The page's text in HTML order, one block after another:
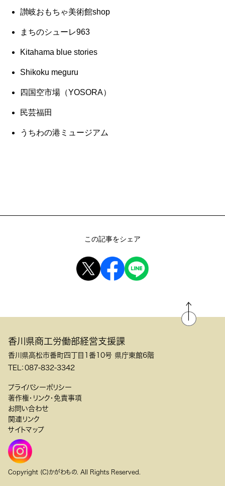
讃岐おもちゃ美術館shop
まちのシューレ963
Kitahama blue stories
Shikoku meguru
四国空市場（YOSORA）
民芸福田
うちわの港ミュージアム
この記事をシェア
香川県商工労働部経営支援課
香川県高松市番町四丁目1番10号 県庁東館6階
TEL：087-832-3342
プライバシーポリシー
著作権・リンク・免責事項
お問い合わせ
関連リンク
サイトマップ
Copyright (C)かがわもの. All Rights Reserved.